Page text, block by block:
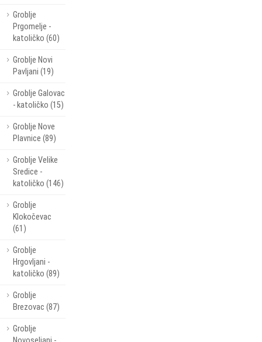
Groblje
Prgomelje -
katoličko (60)
Groblje Novi
Pavljani (19)
Groblje Galovac
- katoličko (15)
Groblje Nove
Plavnice (89)
Groblje Velike
Sredice -
katoličko (146)
Groblje
Klokočevac
(61)
Groblje
Hrgovljani -
katoličko (89)
Groblje
Brezovac (87)
Groblje